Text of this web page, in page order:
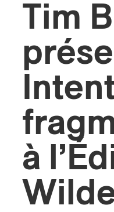
Tim
à